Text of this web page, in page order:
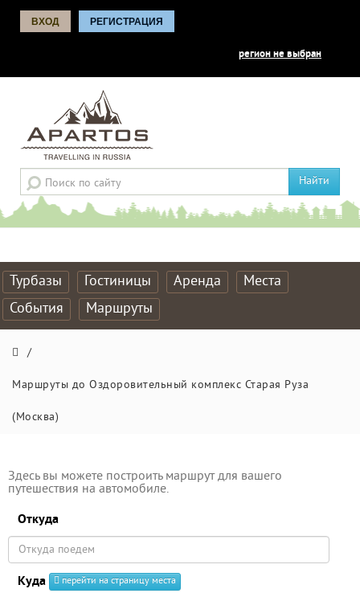
ВХОД РЕГИСТРАЦИЯ
регион не выбран
Найти
Турбазы Гостиницы Аренда
Места
События
Маршруты
/
Маршруты до Оздоровительный комплекс Старая Руза
(Москва)
Здесь вы можете построить маршрут для вашего
путешествия на автомобиле.
Откуда
Куда перейти на страницу места